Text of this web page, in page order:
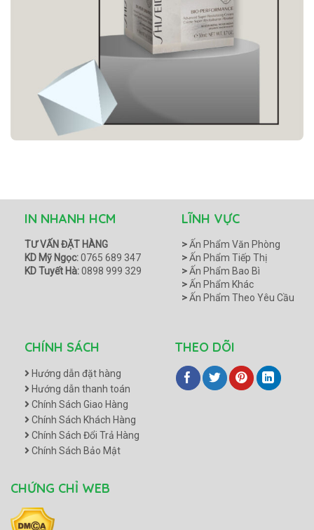
IN NHANH HCM
TƯ VẤN ĐẶT HÀNG
KD Mỹ Ngọc:0765 689 347
KD Tuyết Hà:0898 999 329
LĨNH VỰC
>Ấn Phẩm Văn Phòng
>Ấn Phẩm Tiếp Thị
>Ấn Phẩm Bao Bì
>Ấn Phẩm Khác
>Ấn Phẩm Theo Yêu Cầu
CHÍNH SÁCH
Hướng dẫn đặt hàng
Hướng dẫn thanh toán
Chính Sách Giao Hàng
Chính Sách Khách Hàng
Chính Sách Đổi Trả Hàng
Chính Sách Bảo Mật
THEO DÕI
CHỨNG CHỈ WEB